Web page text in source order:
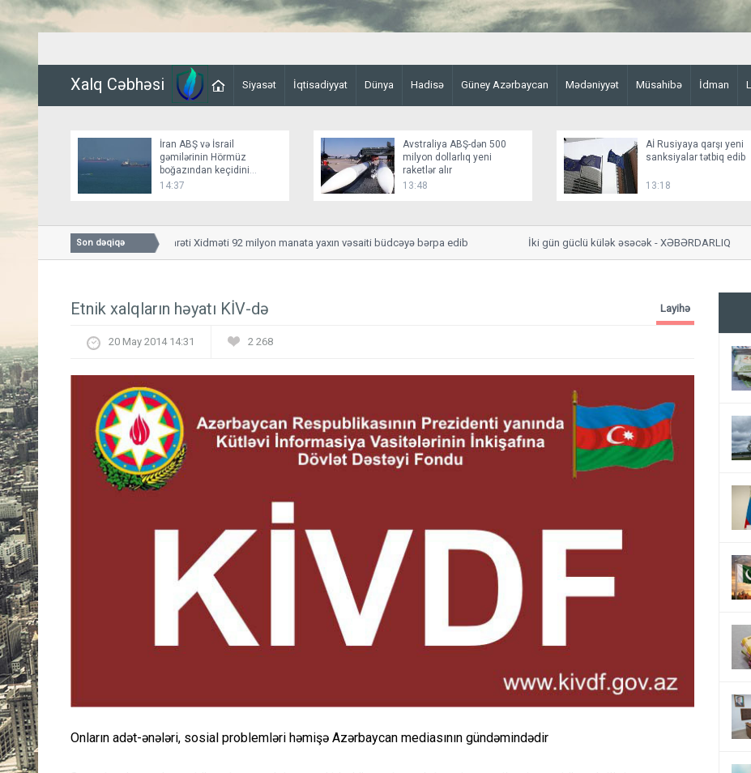
Xalq Cəbhəsi Siyasət İqtisadiyyat Dünya Hadisə Güney Azərbaycan Mədəniyyət Müsahibə İdman
İran ABŞ və İsrail
gəmilərinin Hörmüz
boğazından keçidini
bağlayır
14:37
Avstraliya ABŞ-dən 500
milyon dollarlıq yeni
raketlər alır
13:48
Aİ Rusiyaya qarşı yeni
sanksiyalar tətbiq edib
13:18
Son dəqiqə
Dövlət Maliyyə Nəzarəti Xidməti 92 milyon manata yaxın vəsaiti büdcəyə bərpa edib İki gün güclü külək əsəcək - XƏBƏRDARLIQ
Etnik xalqların həyatı KİV-də Layihə
20 May 2014 14:31 2 268
Onların adət-ənələri, sosial problemləri həmişə Azərbaycan mediasının gündəmindədir